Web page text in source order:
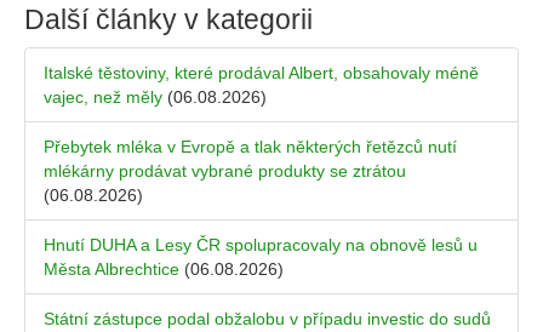
Další články v kategorii
Italské těstoviny, které prodával Albert, obsahovaly méně
vajec, než měly (06.08.2026)
Přebytek mléka v Evropě a tlak některých řetězců nutí
mlékárny prodávat vybrané produkty se ztrátou
(06.08.2026)
Hnutí DUHA a Lesy ČR spolupracovaly na obnově lesů u
Města Albrechtice (06.08.2026)
Státní zástupce podal obžalobu v případu investic do sudů